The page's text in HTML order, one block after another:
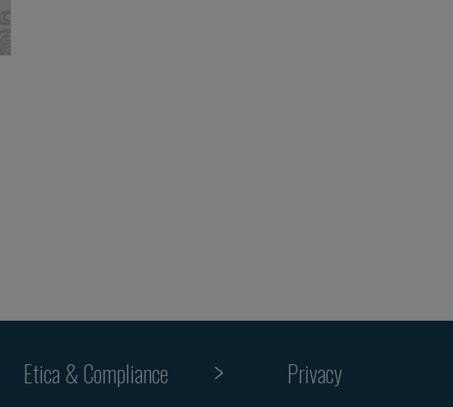
Etica & Compliance
Privacy